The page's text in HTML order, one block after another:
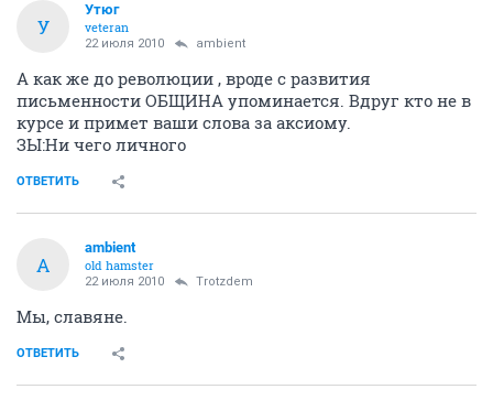
У
Утюг
veteran
22 июля 2010 ambient
А как же до революции , вроде с развития
письменности ОБЩИНА упоминается. Вдруг кто не в
курсе и примет ваши слова за аксиому.
ЗЫ:Ни чего личного
ОТВЕТИТЬ
A
ambient
old hamster
22 июля 2010 Trotzdem
Мы, славяне.
ОТВЕТИТЬ